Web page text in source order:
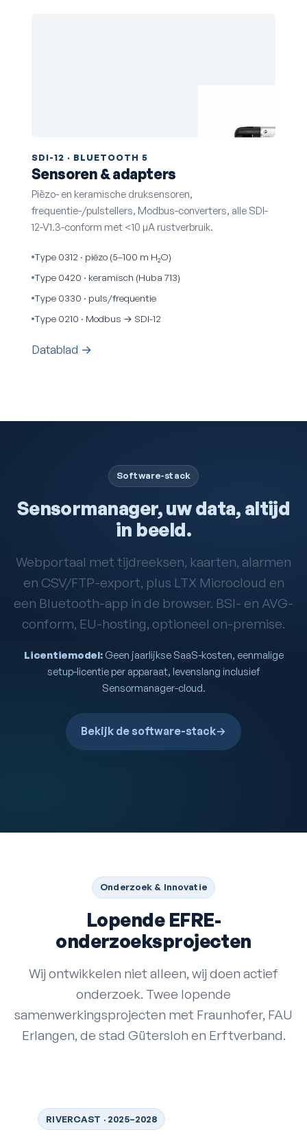
SDI-12 · BLUETOOTH 5
Sensoren & adapters
Piëzo- en keramische druksensoren,
frequentie-/pulstellers, Modbus-converters, alle SDI-
12-V1.3-conform met <10 µA rustverbruik.
Type 0312 · piëzo (5–100 m H₂O)
Type 0420 · keramisch (Huba 713)
Type 0330 · puls/frequentie
Type 0210 · Modbus → SDI-12
Datablad →
Software-stack
Sensormanager, uw data, altijd
in beeld.
Webportaal met tijdreeksen, kaarten, alarmen
en CSV/FTP-export, plus LTX Microcloud en
een Bluetooth-app in de browser. BSI- en AVG-
conform, EU-hosting, optioneel on-premise.
Licentiemodel:Geen jaarlijkse SaaS-kosten, eenmalige
setup-licentie per apparaat, levenslang inclusief
Sensormanager-cloud.
Bekijk de software-stack→
Onderzoek & Innovatie
Lopende EFRE-
onderzoeksprojecten
Wij ontwikkelen niet alleen, wij doen actief
onderzoek. Twee lopende
samenwerkingsprojecten met Fraunhofer, FAU
Erlangen, de stad Gütersloh en Erftverband.
RIVERCAST · 2025–2028